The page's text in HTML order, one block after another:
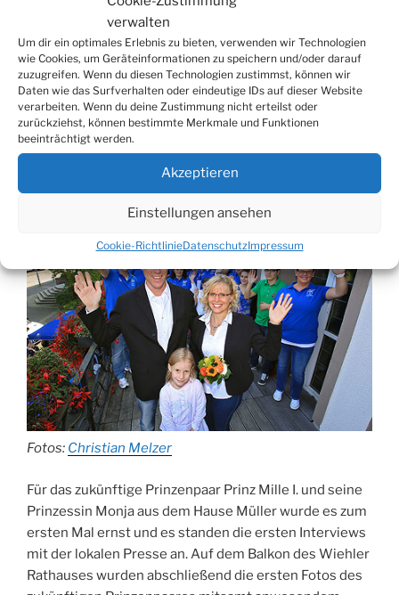
verwalten
Um dir ein optimales Erlebnis zu bieten, verwenden wir Technologien
wie Cookies, um Geräteinformationen zu speichern und/oder darauf
zuzugreifen. Wenn du diesen Technologien zustimmst, können wir
Daten wie das Surfverhalten oder eindeutige IDs auf dieser Website
verarbeiten. Wenn du deine Zustimmung nicht erteilst oder
zurückziehst, können bestimmte Merkmale und Funktionen
beeinträchtigt werden.
Akzeptieren
Einstellungen ansehen
Cookie-RichtlinieDatenschutzImpressum
VERÖFFENTLICHT
7. SEPTEMBER 2014
Vorstellung des künftigen Bielsteiner
Prinzenpaares
Traditionsgemäß fand am 6. September 2014 bei
herrlichstem Sonnenschein am Wiehler Rathaus die
diesjährige Vorstellung des kommenden
Prinzenpaares des Karnevalsvereins Bielstein statt.
Fotos: Christian Melzer
Für das zukünftige Prinzenpaar Prinz Mille I. und seine
Prinzessin Monja aus dem Hause Müller wurde es zum
ersten Mal ernst und es standen die ersten Interviews
mit der lokalen Presse an. Auf dem Balkon des Wiehler
Rathauses wurden abschließend die ersten Fotos des